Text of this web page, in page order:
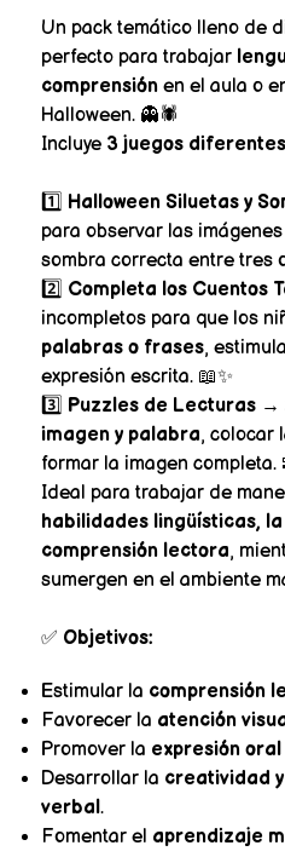
Un pack temático lleno de
perfecto para trabajar
comprensiónen el aula o
Halloween. 👻🕷️
Incluye 3 juegos
1️⃣ Halloween Siluetas y
para observar las
sombra correcta entre tres
2️⃣ Completa los Cuentos
incompletos para que los
palabras o frases,
expresión escrita. 📖✨
3️⃣ Puzzles de Lecturas→
imagen y palabra, colocar
formar la imagen completa.
Ideal para trabajar de
habilidades lingüísticas,
comprensión lectora,
sumergen en el ambiente
✅ Objetivos:
Estimular la comprensión
Favorecer la atención
Promover la expresión
Desarrollar la creatividad
verbal.
Fomentar el aprendizaje